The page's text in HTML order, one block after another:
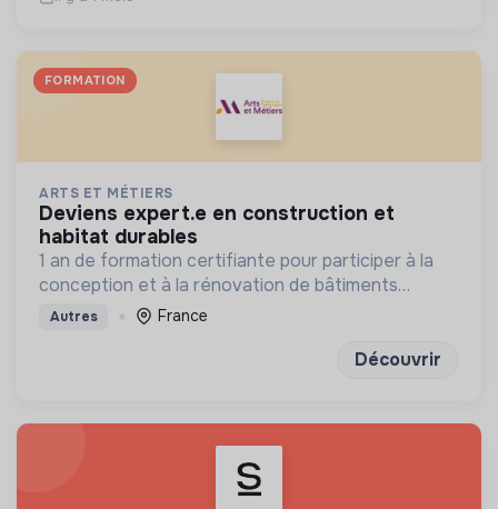
FORMATION
ARTS ET MÉTIERS
deviens expert.e en construction et
habitat durables
1 an de formation certifiante pour participer à la
conception et à la rénovation de bâtiments
économes en énergie et respectueux de
Autres France
Découvrir